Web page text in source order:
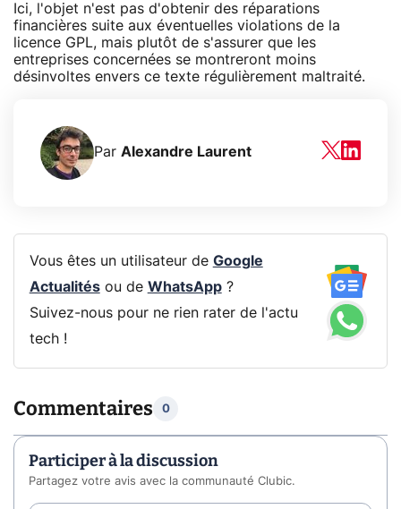
Ici, l'objet n'est pas d'obtenir des réparations
financières suite aux éventuelles violations de la
licence GPL, mais plutôt de s'assurer que les
entreprises concernées se montreront moins
désinvoltes envers ce texte régulièrement maltraité.
Par Alexandre Laurent
Vous êtes un utilisateur de Google
Actualitésou de WhatsApp?
Suivez-nous pour ne rien rater de l'actu
tech !
Commentaires 0
Participer à la discussion
Partagez votre avis avec la communauté Clubic.